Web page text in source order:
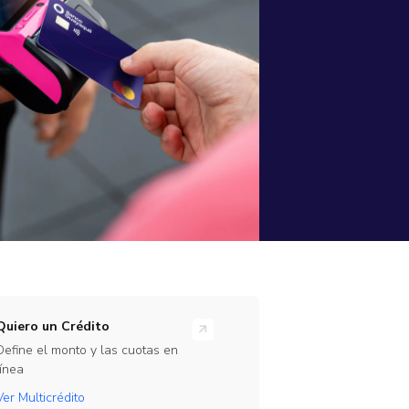
en línea para tu empresa
Beta
de nuestro programa de Beta Testers
un Crédito
el monto y las cuotas en
Multicrédito